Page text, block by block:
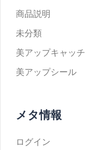
商品説明
未分類
美アップキャッチ
美アップシール
メタ情報
ログイン